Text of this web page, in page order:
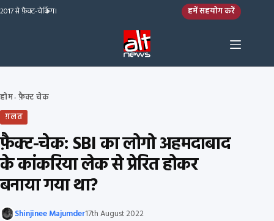
Skip to content
2017 से फ़ैक्ट-चेकिंग। हमें सहयोग करें
होम› फ़ैक्ट चेक
ग़लत
फ़ैक्ट-चेक: SBI का लोगो अहमदाबाद
के कांकरिया लेक से प्रेरित होकर
बनाया गया था?
Shinjinee Majumder17th August 2022